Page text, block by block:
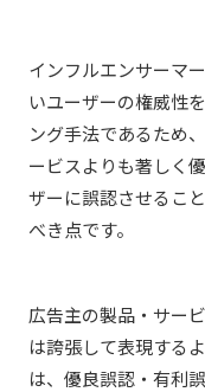
インフルエンサーマ
いユーザーの権威性
ング手法であるため、
ービスよりも著しく
ザーに誤認させること
べき点です。
広告主の製品・サー
は誇張して表現する
は、優良誤認・有利